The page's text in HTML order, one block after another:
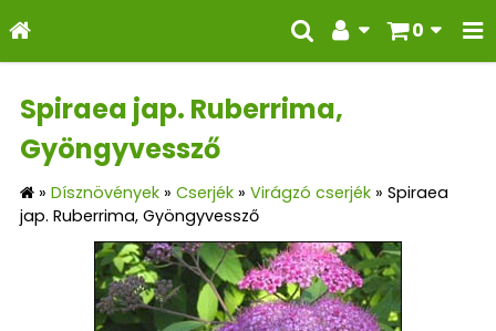
0
Spiraea jap. Ruberrima,
Gyöngyvessző
» Dísznövények » Cserjék » Virágzó cserjék » Spiraea
jap. Ruberrima, Gyöngyvessző